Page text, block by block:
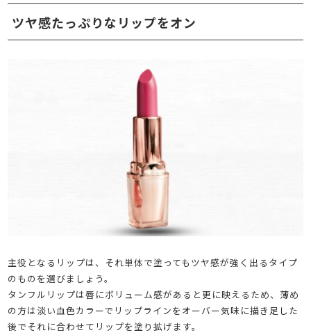
ツヤ感たっぷりなリップをオン
主役となるリップは、それ単体で塗ってもツヤ感が強く出るタイプ
のものを選びましょう。
タンフルリップは唇にボリューム感があると更に映えるため、薄め
の方は淡い血色カラーでリップラインをオーバー気味に描き足した
後でそれに合わせてリップを塗り拡げます。